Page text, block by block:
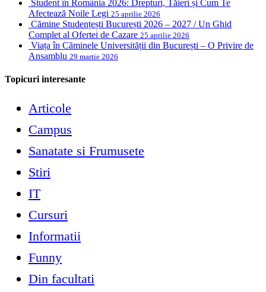
Student în România 2026: Drepturi, Tăieri și Cum Te
Afectează Noile Legi 25 aprilie 2026
Cămine Studențești București 2026 – 2027 / Un Ghid
Complet al Ofertei de Cazare 25 aprilie 2026
Viața în Căminele Universității din București – O Privire de
Ansamblu 29 martie 2026
Topicuri interesante
Articole
Campus
Sanatate si Frumusete
Stiri
IT
Cursuri
Informatii
Funny
Din facultati